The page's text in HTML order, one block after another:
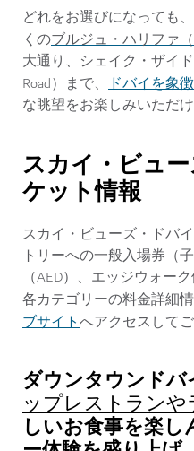
どれをお選びになっても
くのブルジュ・ハリファ
大通り、シェイク・ザイ
Road）まで、 ドバイを象
な眺望をお楽しみいただけ
スカイ・ビュ
ケット情報
スカイ・ビューズ・ドバ
トリーへの一般入場券（
（AED）、エッジウォー
各カテゴリーの料金詳細
ブサイトへアクセスして
ダウンタウンドバ
ップレストラン
しいお食事を楽